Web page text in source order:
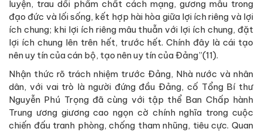
luyện, trau dồi phẩm chất cách mạng, gương mẫu trong
đạo đức và lối sống, kết hợp hài hòa giữa lợi ích riêng và lợi
ích chung; khi lợi ích riêng mâu thuẫn với lợi ích chung, đặt
lợi ích chung lên trên hết, trước hết. Chính đây là cái tạo
nên uy tín của cán bộ, tạo nên uy tín của Đảng”(11).
Nhận thức rõ trách nhiệm trước Đảng, Nhà nước và nhân
dân, với vai trò là người đứng đầu Đảng, cố Tổng Bí thư
Nguyễn Phú Trọng đã cùng với tập thể Ban Chấp hành
Trung ương giương cao ngọn cờ chính nghĩa trong cuộc
chiến đấu tranh phòng, chống tham nhũng, tiêu cực. Quan